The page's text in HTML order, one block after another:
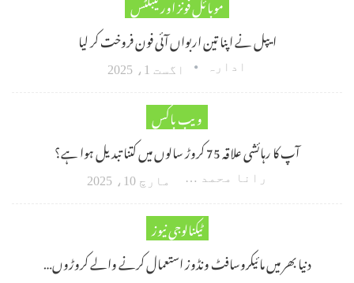
ایپل نے اپنا تین اربواں آئی فون فروخت کر لیا
ادارہ اگست 1، 2025
ویب باکس
آپ کا رہائشی علاقہ 75 کروڑ سالوں میں کتنا تبدیل ہوا ہے؟
رانا محمد امین اکبر مارچ 10، 2025
ٹیکنالوجی نیوز
دنیا بھر میں مائیکروسافٹ ونڈوز استعمال کرنے والے کروڑوں…